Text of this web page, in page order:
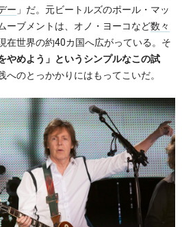
ー 」だ。元ビートルズのポール・マッ
ーブメントは、オノ・ヨーコなど数々
在世界の約40カ国へ広がっている。そ
やめよう」というシンプルなこの試
へのとっかかりにはもってこいだ。